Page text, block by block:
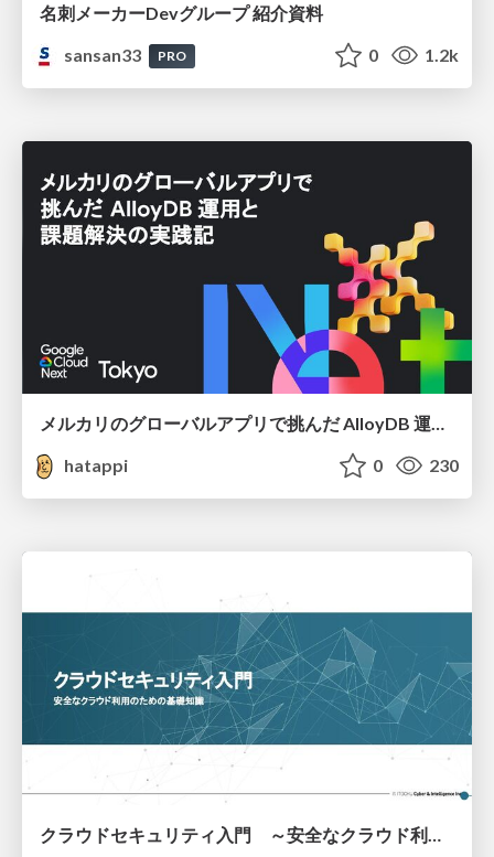
名刺メーカーDevグループ 紹介資料
sansan33
PRO 0 1.2k
メルカリのグローバルアプリで挑んだ AlloyDB 運用と課題解決の実践記
hatappi
0 230